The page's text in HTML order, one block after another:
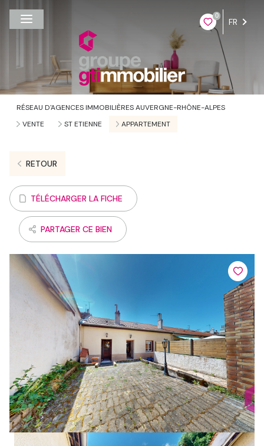
0
FR
RÉSEAU D'AGENCES IMMOBILIÈRES AUVERGNE-RHÔNE-ALPES
VENTE
ST ETIENNE APPARTEMENT
RETOUR
TÉLÉCHARGER LA FICHE
PARTAGER CE BIEN